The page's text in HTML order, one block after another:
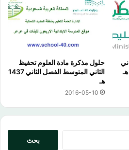
حلول مذكرة مادة العلوم تحفيظ
الثاني المتوسط الفصل الثاني 1437
هـ
2016-05-10